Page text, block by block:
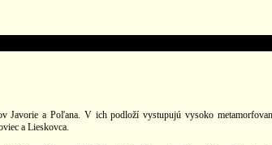
Javorie a Poľana. V ich podloží vystupujú vysoko
a Lieskovca.